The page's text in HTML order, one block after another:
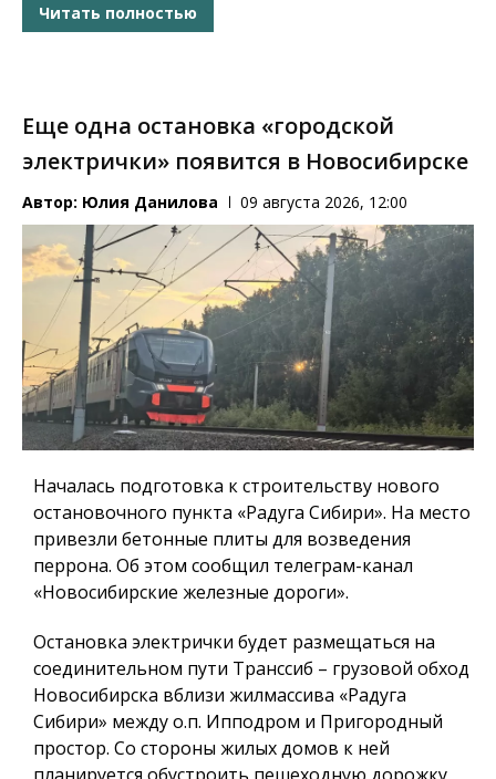
Читать полностью
Еще одна остановка «городской
электрички» появится в Новосибирске
Автор: Юлия Данилова 09 августа 2026, 12:00
Началась подготовка к строительству нового
остановочного пункта «Радуга Сибири». На место
привезли бетонные плиты для возведения
перрона. Об этом сообщил телеграм-канал
«Новосибирские железные дороги».
Остановка электрички будет размещаться на
соединительном пути Транссиб – грузовой обход
Новосибирска вблизи жилмассива «Радуга
Сибири» между о.п. Ипподром и Пригородный
простор. Со стороны жилых домов к ней